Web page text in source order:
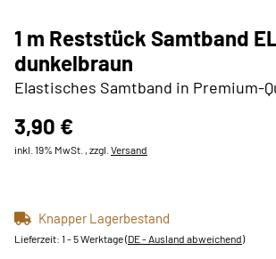
1 m Reststück Samtband
dunkelbraun
Elastisches Samtband in Premium-
3,90 €
inkl. 19% MwSt. , zzgl. Versand
Knapper Lagerbestand
Lieferzeit: 1 - 5 Werktage(DE - Ausland abweichend)